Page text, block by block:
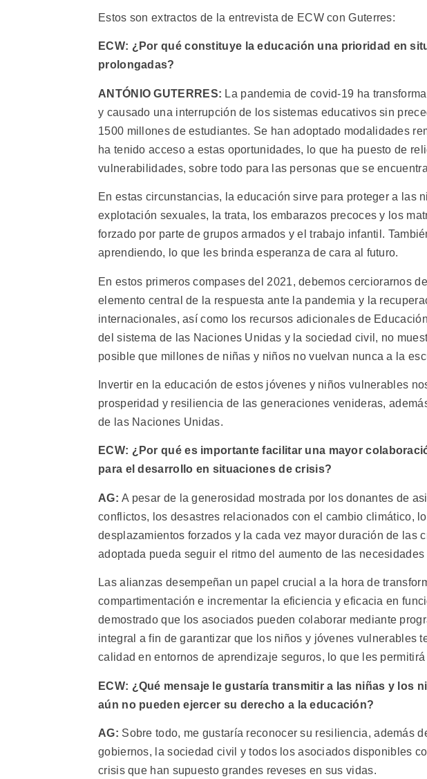
Estos son extractos de la entrevista de ECW con Guterres:
ECW: ¿Por qué constituye la educación una prioridad en
prolongadas?
ANTÓNIO GUTERRES: La pandemia de covid-19 ha
y causado una interrupción de los sistemas educativos sin
1500 millones de estudiantes. Se han adoptado modalidades
ha tenido acceso a estas oportunidades, lo que ha puesto de
vulnerabilidades, sobre todo para las personas que se
En estas circunstancias, la educación sirve para proteger a las
explotación sexuales, la trata, los embarazos precoces y los
forzado por parte de grupos armados y el trabajo infantil.
aprendiendo, lo que les brinda esperanza de cara al futuro.
En estos primeros compases del 2021, debemos cerciorarnos
elemento central de la respuesta ante la pandemia y la
internacionales, así como los recursos adicionales de
del sistema de las Naciones Unidas y la sociedad civil, no
posible que millones de niñas y niños no vuelvan nunca a la
Invertir en la educación de estos jóvenes y niños vulnerables
prosperidad y resiliencia de las generaciones venideras,
de las Naciones Unidas.
ECW: ¿Por qué es importante facilitar una mayor
para el desarrollo en situaciones de crisis?
AG:A pesar de la generosidad mostrada por los donantes de
conflictos, los desastres relacionados con el cambio climático,
desplazamientos forzados y la cada vez mayor duración de las
adoptada pueda seguir el ritmo del aumento de las necesidades
Las alianzas desempeñan un papel crucial a la hora de
compartimentación e incrementar la eficiencia y eficacia en
demostrado que los asociados pueden colaborar mediante
integral a fin de garantizar que los niños y jóvenes vulnerables
calidad en entornos de aprendizaje seguros, lo que les
ECW: ¿Qué mensaje le gustaría transmitir a las niñas y los
aún no pueden ejercer su derecho a la educación?
AG: Sobre todo, me gustaría reconocer su resiliencia, además
gobiernos, la sociedad civil y todos los asociados disponibles
crisis que han supuesto grandes reveses en sus vidas.